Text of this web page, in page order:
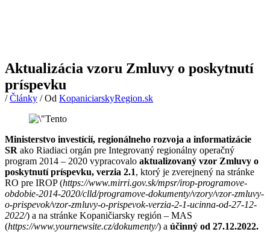
Aktualizácia vzoru Zmluvy o poskytnutí
príspevku
/Články / Od KopaniciarskyRegion.sk
Ministerstvo investícií, regionálneho rozvoja a informatizácie
SR ako Riadiaci orgán pre Integrovaný regionálny operačný
program 2014 – 2020 vypracovalo aktualizovaný vzor Zmluvy o
poskytnutí príspevku, verzia 2.1, ktorý je zverejnený na stránke
RO pre IROP (https://www.mirri.gov.sk/mpsr/irop-programove-
obdobie-2014-2020/clld/programove-dokumenty/vzory/vzor-zmluvy-
o-prispevok/vzor-zmluvy-o-prispevok-verzia-2-1-ucinna-od-27-12-
2022/) a na stránke Kopaničiarsky región – MAS
(https://www.yournewsite.cz/dokumenty/) a účinný od 27.12.2022.